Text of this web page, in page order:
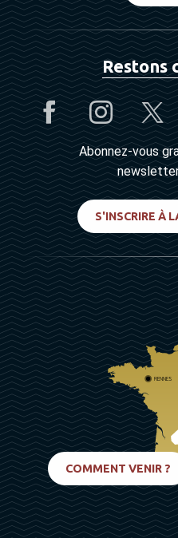
Restons
Abonnez-vous
S'INSCRIRE À
RENNES
COMMENT VENIR ?